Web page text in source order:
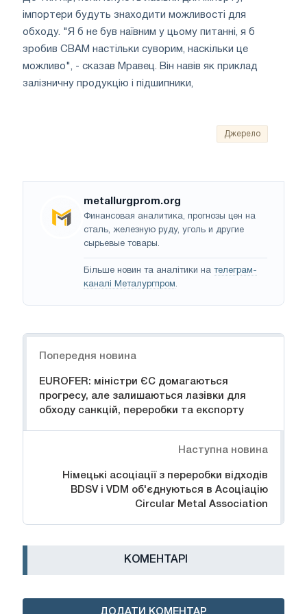
імпортери будуть знаходити можливості для
обходу. "Я б не був наївним у цьому питанні, я б
зробив CBAM настільки суворим, наскільки це
можливо", - сказав Мравец. Він навів як приклад
залізничну продукцію і підшипники,
Джерело
metallurgprom.org
Финансовая аналитика, прогнозы цен на
сталь, железную руду, уголь и другие
сырьевые товары.
Більше новин та аналітики на телеграм-
каналі Металургпром.
Попередня новина
EUROFER: міністри ЄС домагаються
прогресу, але залишаються лазівки для
обходу санкцій, переробки та експорту
Наступна новина
Німецькі асоціації з переробки відходів
BDSV і VDM об'єднуються в Асоціацію
Circular Metal Association
КОМЕНТАРІ
ДОДАТИ КОМЕНТАР